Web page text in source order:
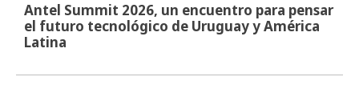
Antel Summit 2026, un encuentro para pensar
el futuro tecnológico de Uruguay y América
Latina